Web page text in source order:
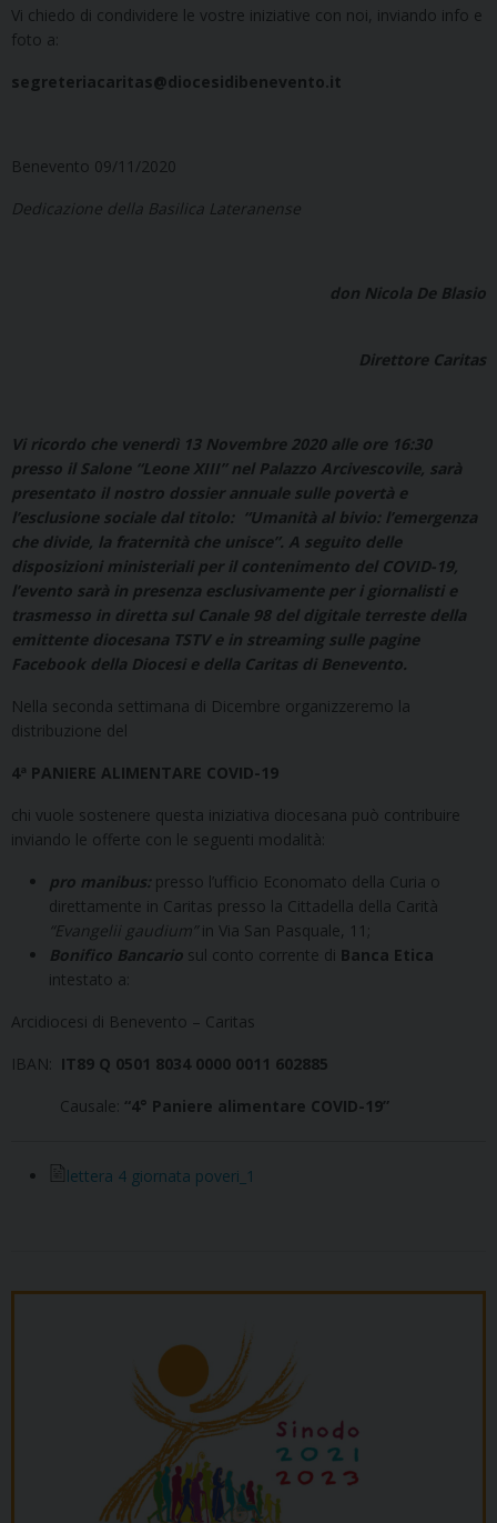
Vi chiedo di condividere le vostre iniziative con noi, inviando info e
foto a:
segreteriacaritas@diocesidibenevento.it
Benevento 09/11/2020
Dedicazione della Basilica Lateranense
don Nicola De Blasio
Direttore Caritas
Vi ricordo che venerdì 13 Novembre 2020 alle ore 16:30
presso il Salone “Leone XIII” nel Palazzo Arcivescovile, sarà
presentato il nostro dossier annuale sulle povertà e
l’esclusione sociale dal titolo: “Umanità al bivio: l’emergenza
che divide, la fraternità che unisce”. A seguito delle
disposizioni ministeriali per il contenimento del COVID-19,
l’evento sarà in presenza esclusivamente per i giornalisti e
trasmesso in diretta sul Canale 98 del digitale terreste della
emittente diocesana TSTV e in streaming sulle pagine
Facebook della Diocesi e della Caritas di Benevento.
Nella seconda settimana di Dicembre organizzeremo la
distribuzione del
4ª PANIERE ALIMENTARE COVID-19
chi vuole sostenere questa iniziativa diocesana può contribuire
inviando le offerte con le seguenti modalità:
pro manibus: presso l’ufficio Economato della Curia o
direttamente in Caritas presso la Cittadella della Carità
“Evangelii gaudium”in Via San Pasquale, 11;
Bonifico Bancario sul conto corrente di Banca Etica
intestato a:
Arcidiocesi di Benevento – Caritas
IBAN: IT89 Q 0501 8034 0000 0011 602885
Causale: “4° Paniere alimentare COVID-19”
lettera 4 giornata poveri_1